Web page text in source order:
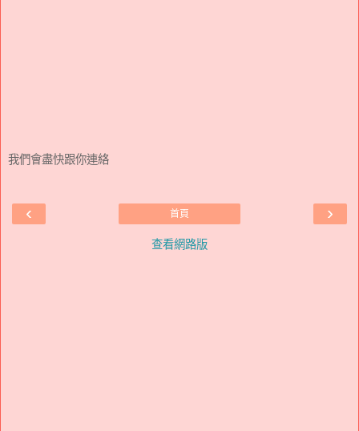
我們會盡快跟你連絡
‹ ›
首頁
查看網路版